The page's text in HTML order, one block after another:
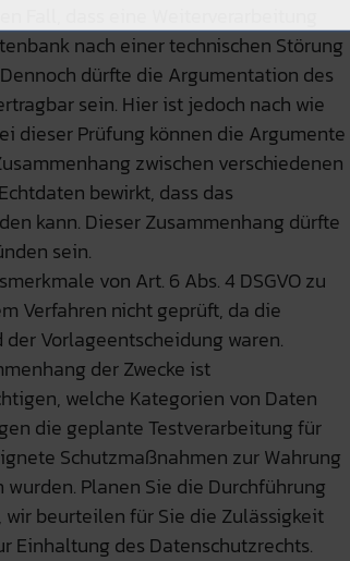
Fall, dass eine Weiterverarbeitung
nach einer technischen Störung
dürfte die Argumentation des
sein. Hier ist jedoch nach wie
dieser Prüfung können die Argumente
zwischen verschiedenen
bewirkt, dass das
kann. Dieser Zusammenhang dürfte
sein.
von Art. 6 Abs. 4 DSGVO zu
Verfahren nicht geprüft, da die
Vorlageentscheidung waren.
der Zwecke ist
welche Kategorien von Daten
die geplante Testverarbeitung für
Schutzmaßnahmen zur Wahrung
Planen Sie die Durchführung
wir beurteilen für Sie die Zulässigkeit
Einhaltung des Datenschutzrechts.